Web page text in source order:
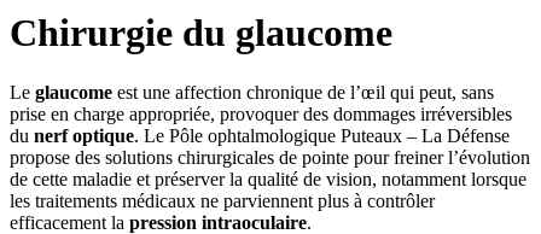
Chirurgie du glaucome
Le glaucome est une affection chronique de l’œil qui peut, sans
prise en charge appropriée, provoquer des dommages irréversibles
du nerf optique. Le Pôle ophtalmologique Puteaux – La Défense
propose des solutions chirurgicales de pointe pour freiner l’évolution
de cette maladie et préserver la qualité de vision, notamment lorsque
les traitements médicaux ne parviennent plus à contrôler
efficacement la pression intraoculaire.